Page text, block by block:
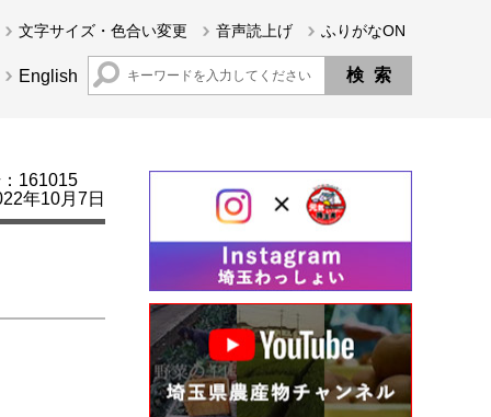
文字サイズ・色合い変更 音声読上げ ふりがなON
English
161015
年10月7日